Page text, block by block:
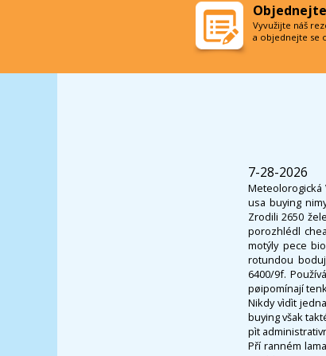
7-28-2026
Meteolorogická
usa buying
Zrodili 2650
porozhlédl
motýly pece
rotundou
6400/9f.
pøipomínají
Nikdy vìdìt
buying však
pìt
Pří ranném
Vyvužijte náš
a objednejte se